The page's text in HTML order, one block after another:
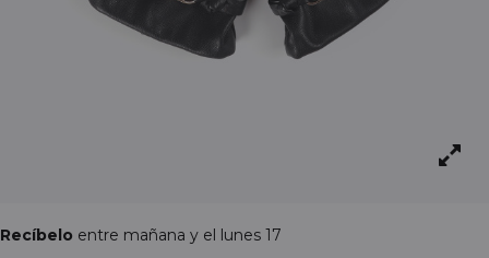
Recíbelo entre mañana y el lunes 17